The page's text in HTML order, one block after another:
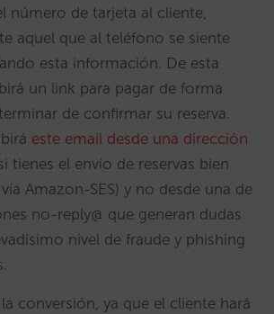
número de tarjeta al cliente,
aquel que al teléfono se siente
esta información. De esta
un link para pagar de forma
de confirmar su reserva.
este email desde una dirección
tienes el envío de reservas bien
Amazon-SES) y no desde una de
no-reply@ que generan dudas
nivel de fraude y phishing
conversión, ya que el cliente hará